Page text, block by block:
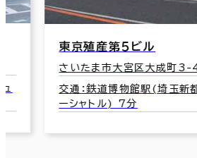
東京殖産第５ビル
さいたま市大宮区大成町
交通：鉄道博物館駅(埼玉新
ーシャトル) 7分